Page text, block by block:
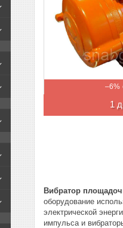
–6%
1
Вибратор
оборудование
электрической
импульса и